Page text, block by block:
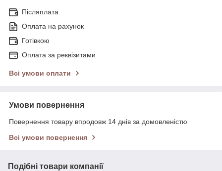
Післяплата
Оплата на рахунок
Готівкою
Оплата за реквізитами
Всі умови оплати
Умови повернення
Повернення товару впродовж 14 днів за домовленістю
Всі умови повернення
Подібні товари компанії